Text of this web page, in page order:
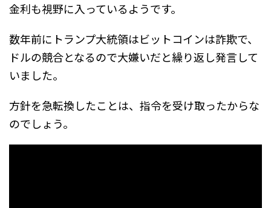
金利も視野に入っているようです。
数年前にトランプ大統領はビットコインは詐欺で、
ドルの競合となるので大嫌いだと繰り返し発言して
いました。
方針を急転換したことは、指令を受け取ったからな
のでしょう。